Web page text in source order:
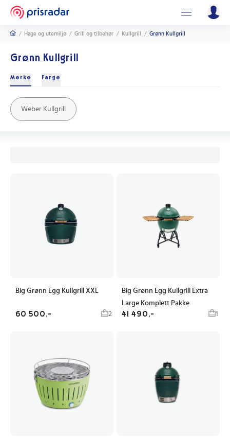
/ Hage og utemiljø / Grill og tilbehør / Kullgrill / Grønn Kullgrill
Grønn Kullgrill
Merke Farge
Weber Kullgrill
Svart
Grå
Sølv
Rustfritt stål
Oransje
Big Grønn Egg Kullgrill XXL
60 500,- 2
Big Grønn Egg Kullgrill Extra
Large Komplett Pakke
41 490,- 1